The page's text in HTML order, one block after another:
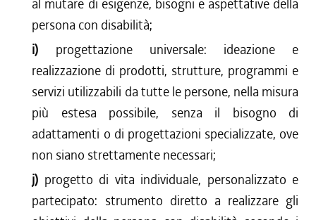
al mutare di esigenze, bisogni e aspettative della
persona con disabilità;
i) progettazione universale: ideazione e
realizzazione di prodotti, strutture, programmi e
servizi utilizzabili da tutte le persone, nella misura
più estesa possibile, senza il bisogno di
adattamenti o di progettazioni specializzate, ove
non siano strettamente necessari;
j) progetto di vita individuale, personalizzato e
partecipato: strumento diretto a realizzare gli